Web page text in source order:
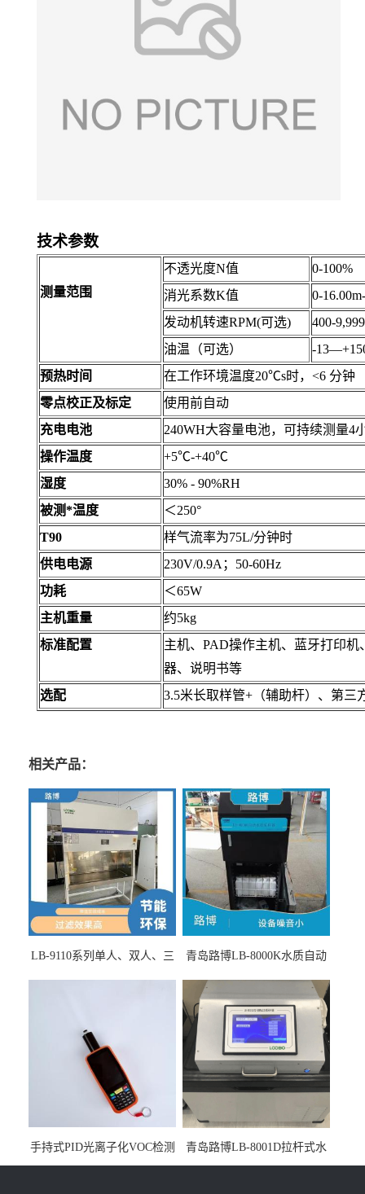
技术参数
测量范围
不透光度N值
0-100%
消光系数K值
0-
发动机转速RPM(可选)
400-9,999
油温（可选）
-13—
预热时间
在工作环境温度20℃s时，<6 分钟
零点校正及标定
使用前自动
充电电池
240WH大容量电池，可持续测量4
操作温度
+5℃-+40℃
湿度
30% - 90%RH
被测*温度
＜250°
T90
样气流率为75L/分钟时
供电电源
230V/0.9A；50-60Hz
功耗
＜65W
主机重量
约5kg
标准配置
主机、 PAD操作主机、蓝牙打印机
器、说明书等
选配
3.5米长取样管+（辅助杆）、第三
相关产品：
LB-9110系列单人、双人、三
青岛路博LB-8000K水质自动
手持式PID光离子化VOC检测
仪（挥发性有机物设备）
青岛路博LB-8001D拉杆式水
质采样器